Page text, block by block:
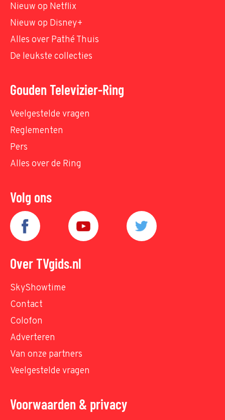
Nieuw op Netflix
Nieuw op Disney+
Alles over Pathé Thuis
De leukste collecties
Gouden Televizier-Ring
Veelgestelde vragen
Reglementen
Pers
Alles over de Ring
Volg ons
Over TVgids.nl
SkyShowtime
Contact
Colofon
Adverteren
Van onze partners
Veelgestelde vragen
Voorwaarden & privacy